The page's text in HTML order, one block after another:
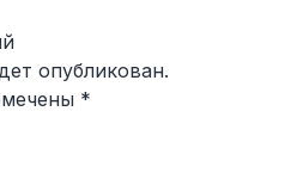
опубликован.
*